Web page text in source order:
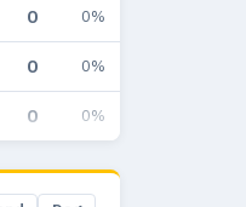
0 0%
0 0%
0 0%